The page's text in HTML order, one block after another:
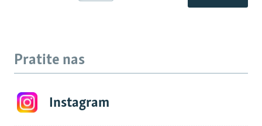
Pratite nas
Instagram